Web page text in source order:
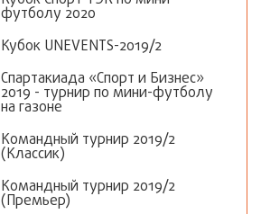
футболу 2020
Кубок UNEVENTS-2019/2
Спартакиада «Спорт и Бизнес»
2019 - турнир по мини-футболу
на газоне
Командный турнир 2019/2
(Классик)
Командный турнир 2019/2
(Премьер)